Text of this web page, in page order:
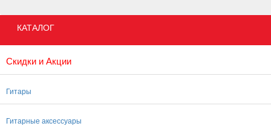
КАТАЛОГ
Скидки и Акции
Гитары
Гитарные аксессуары